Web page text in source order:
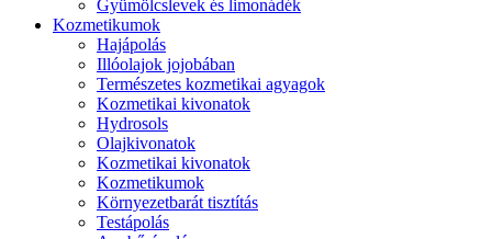
Gyümölcslevek és limonádék
Kozmetikumok
Hajápolás
Illóolajok jojobában
Természetes kozmetikai agyagok
Kozmetikai kivonatok
Hydrosols
Olajkivonatok
Kozmetikai kivonatok
Kozmetikumok
Környezetbarát tisztítás
Testápolás